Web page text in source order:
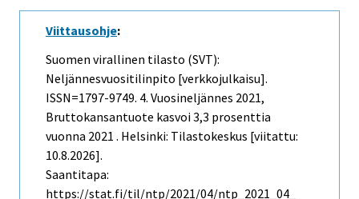
Viittausohje:
Suomen virallinen tilasto (SVT):
Neljännesvuositilinpito [verkkojulkaisu].
ISSN=1797-9749. 4. Vuosineljännes 2021,
Bruttokansantuote kasvoi 3,3 prosenttia
vuonna 2021 . Helsinki: Tilastokeskus [viitattu:
10.8.2026].
Saantitapa:
https://stat.fi/til/ntp/2021/04/ntp_2021_04_